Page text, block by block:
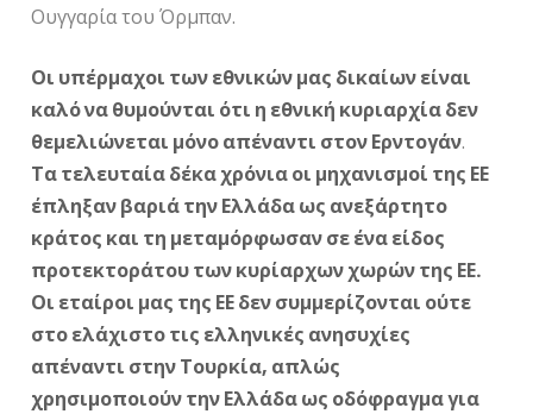
Ουγγαρία του Όρμπαν.
Οι υπέρμαχοι των εθνικών μας δικαίων είναι
καλό να θυμούνται ότι η εθνική κυριαρχία δεν
θεμελιώνεται μόνο απέναντι στον Ερντογάν.
Τα τελευταία δέκα χρόνια οι μηχανισμοί της ΕΕ
έπληξαν βαριά την Ελλάδα ως ανεξάρτητο
κράτος και τη μεταμόρφωσαν σε ένα είδος
προτεκτοράτου των κυρίαρχων χωρών της ΕΕ.
Οι εταίροι μας της ΕΕ δεν συμμερίζονται ούτε
στο ελάχιστο τις ελληνικές ανησυχίες
απέναντι στην Τουρκία, απλώς
χρησιμοποιούν την Ελλάδα ως οδόφραγμα για